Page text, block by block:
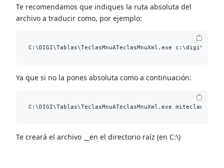
Te recomendamos que indiques la ruta absoluta del
archivo a traducir como, por ejemplo:
Ya que si no la pones absoluta como a continuación:
Te creará el archivo __en el directorio raíz (en C:\)